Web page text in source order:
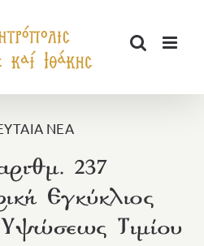
ΝΕΑ
237
Εγκύκλιος
Τιμίου